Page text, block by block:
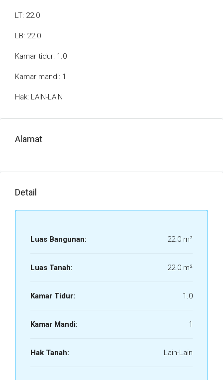
LT: 22.0
LB: 22.0
Kamar tidur: 1.0
Kamar mandi: 1
Hak: LAIN-LAIN
Alamat
Detail
Luas Bangunan: 22.0 m²
Luas Tanah: 22.0 m²
Kamar Tidur: 1.0
Kamar Mandi: 1
Hak Tanah: Lain-Lain